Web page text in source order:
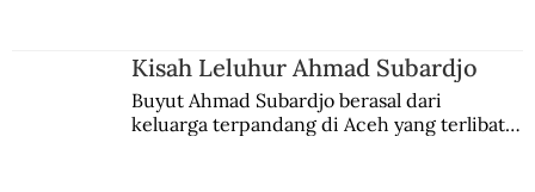
Kisah Leluhur Ahmad Subardjo
Buyut Ahmad Subardjo berasal dari
keluarga terpandang di Aceh yang terlibat